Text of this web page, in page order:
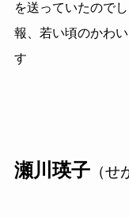
を送っていたので
報、若い頃のかわ
す
瀬川瑛子（せ